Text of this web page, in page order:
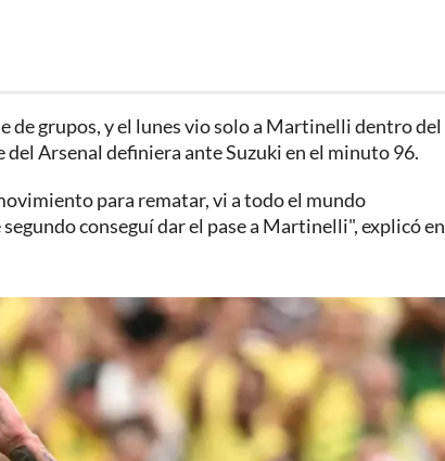
de grupos, y el lunes vio solo a Martinelli dentro del
Arsenal definiera ante Suzuki en el minuto 96.
para rematar, vi a todo el mundo
conseguí dar el pase a Martinelli", explicó en